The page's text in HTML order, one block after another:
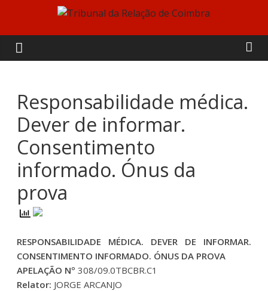
content
Tribunal
da
Relação
de
Coimbra
Responsabilidade médica.
Dever de informar.
Consentimento
informado. Ónus da
prova
RESPONSABILIDADE MÉDICA. DEVER DE INFORMAR.
CONSENTIMENTO INFORMADO. ÓNUS DA PROVA
APELAÇÃO Nº308/09.0TBCBR.C1
Relator: JORGE ARCANJO